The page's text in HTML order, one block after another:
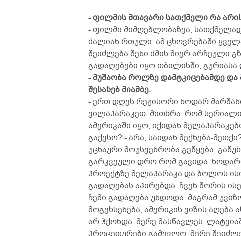
- ფილმის მთავარი სათქმელი რა
- ფილმი მიმღებლობაზეა,
ძალიან რთული. ამ ცხოვრებაში
შეიძლება შენი ძმის მიერ არჩეული
გადაღებები იყო თბილისში,
- მუშაობა როლზე დამტკიცებამდე
შესახებ მიამბე.
- ერთ დღეს რეჟისორი ნოდარ
ვილაპარაკეთ, მითხრა, რომ
ამერიკაში იყო, იქიდან
გაქვსო? - არა, საიდან მექნება-
უცნაური მოუსვენრობა გეწყება,
გარკვეული დრო რომ გავიდა,
პროექტზე მელაპარაკა და ბოლოს
გადაღებას აპირებდა. ჩვენ შორის
ჩემი გადაღება უნდოდა, მაგრამ
მოგეხსენება, ამერიკის ვიზის
არ ჰქონდა. მერე მასწავლეს,